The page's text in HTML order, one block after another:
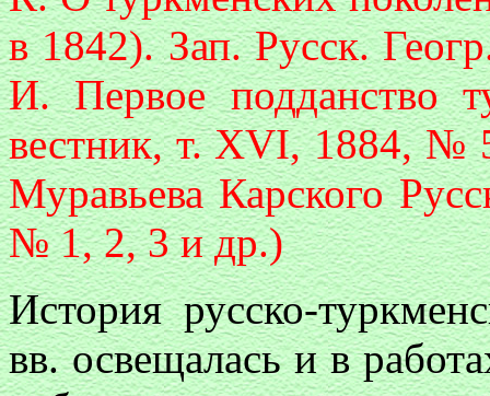
в 1842). Зап. Русск.
И. Первое подданство
вестник, т. XVI, 1884,
Муравьева Карского
№ 1, 2, 3 и др.)
История русско-
вв. освещалась и в